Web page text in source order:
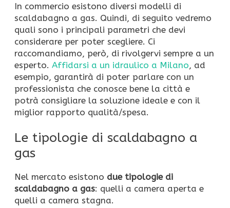
In commercio esistono diversi modelli di
scaldabagno a gas. Quindi, di seguito vedremo
quali sono i principali parametri che devi
considerare per poter scegliere. Ci
raccomandiamo, però, di rivolgervi sempre a un
esperto. Affidarsi a un idraulico a Milano, ad
esempio, garantirà di poter parlare con un
professionista che conosce bene la città e
potrà consigliare la soluzione ideale e con il
miglior rapporto qualità/spesa.
Le tipologie di scaldabagno a
gas
Nel mercato esistono due tipologie di
scaldabagno a gas: quelli a camera aperta e
quelli a camera stagna.